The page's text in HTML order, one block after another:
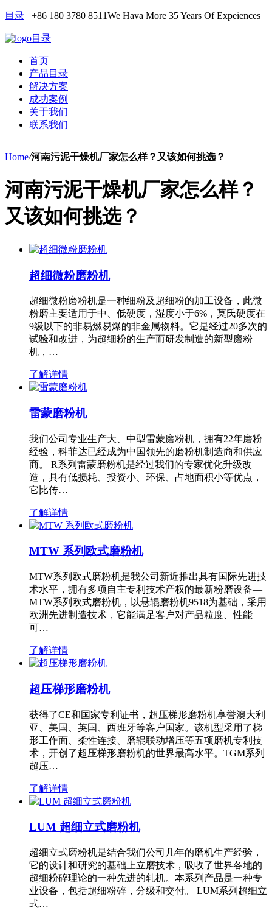
目录 +86 180 3780 8511We Hava More 35 Years Of Expeiences
目录
首页
产品目录
解决方案
成功案例
关于我们
联系我们
Home/河南污泥干燥机厂家怎么样？又该如何挑选？
河南污泥干燥机厂家怎么样？
又该如何挑选？
超细微粉磨粉机
超细微粉磨粉机是一种细粉及超细粉的加工设备，此微
粉磨主要适用于中、低硬度，湿度小于6%，莫氏硬度在
9级以下的非易燃易爆的非金属物料。它是经过20多次的
试验和改进，为超细粉的生产而研发制造的新型磨粉
机，…
了解详情
雷蒙磨粉机
我们公司专业生产大、中型雷蒙磨粉机，拥有22年磨粉
经验，科菲达已经成为中国领先的磨粉机制造商和供应
商。 R系列雷蒙磨粉机是经过我们的专家优化升级改
造，具有低损耗、投资小、环保、占地面积小等优点，
它比传…
了解详情
MTW 系列欧式磨粉机
MTW系列欧式磨粉机是我公司新近推出具有国际先进技
术水平，拥有多项自主专利技术产权的最新粉磨设备—
MTW系列欧式磨粉机，以悬辊磨粉机9518为基础，采用
欧洲先进制造技术，它能满足客户对产品粒度、性能
可…
了解详情
超压梯形磨粉机
获得了CE和国家专利证书，超压梯形磨粉机享誉澳大利
亚、美国、英国、西班牙等客户国家。该机型采用了梯
形工作面、柔性连接、磨辊联动增压等五项磨机专利技
术，开创了超压梯形磨粉机的世界最高水平。TGM系列
超压…
了解详情
LUM 超细立式磨粉机
超细立式磨粉机是结合我们公司几年的磨机生产经验，
它的设计和研究的基础上立磨技术，吸收了世界各地的
超细粉碎理论的一种先进的轧机。本系列产品是一种专
业设备，包括超细粉碎，分级和交付。 LUM系列超细立
式…